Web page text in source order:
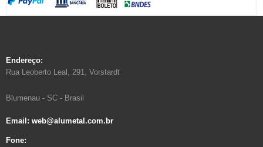
Endereço:
Rua Leoberto Leal, 291, Vorstardt
Blumenau - SC - Brasil
Email: web@alumetal.com.br
Fone: